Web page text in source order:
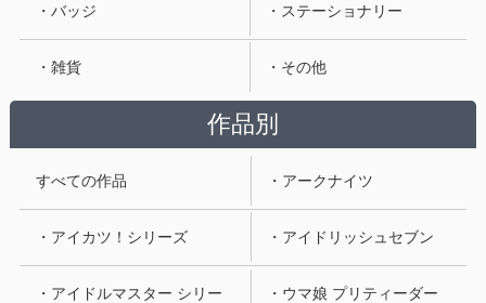
・バッジ ・ステーショナリー
・雑貨 ・その他
作品別
すべての作品 ・アークナイツ
・アイカツ！シリーズ ・アイドリッシュセブン
・アイドルマスター シリー
・ウマ娘 プリティーダー